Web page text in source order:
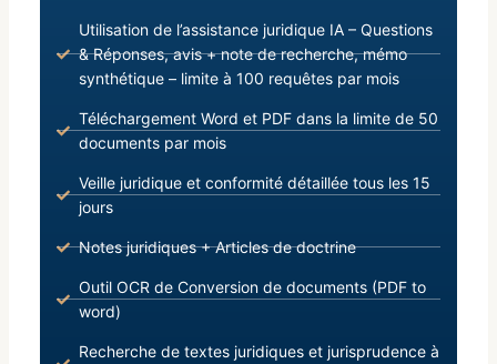
Utilisation de l’assistance juridique IA – Questions
& Réponses, avis + note de recherche, mémo
synthétique – limite à 100 requêtes par mois
Téléchargement Word et PDF dans la limite de 50
documents par mois
Veille juridique et conformité détaillée tous les 15
jours
Notes juridiques + Articles de doctrine
Outil OCR de Conversion de documents (PDF to
word)
Recherche de textes juridiques et jurisprudence à